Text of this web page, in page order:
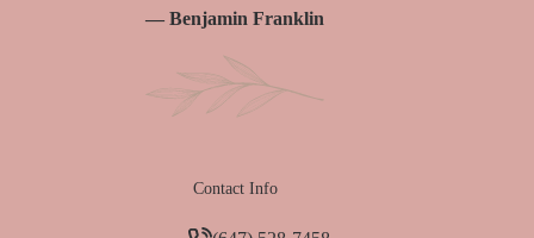
— Benjamin Franklin
Contact Info